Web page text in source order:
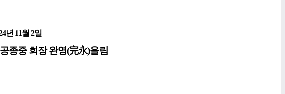
년 11월 2일
종중 회장 완영(完永)올림